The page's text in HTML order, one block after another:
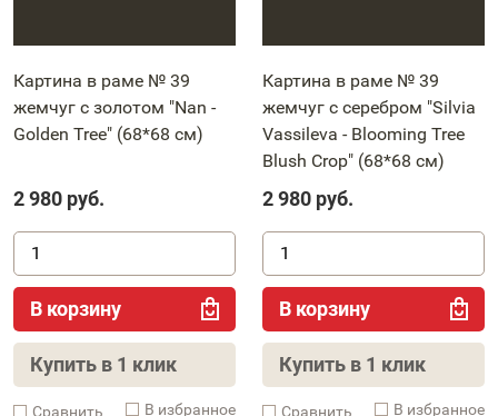
Картина в раме № 39
жемчуг с золотом "Nan -
Golden Tree" (68*68 см)
2 980 руб.
В корзину
Купить в 1 клик
Cравнить В избранное
Картина в раме № 39
жемчуг с серебром "Silvia
Vassileva - Blooming Tree
Blush Crop" (68*68 см)
2 980 руб.
В корзину
Купить в 1 клик
Cравнить В избранное